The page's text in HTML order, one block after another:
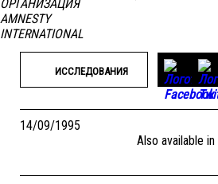
ИССЛЕДОВАНИЯ
14/09/1995
Also available in